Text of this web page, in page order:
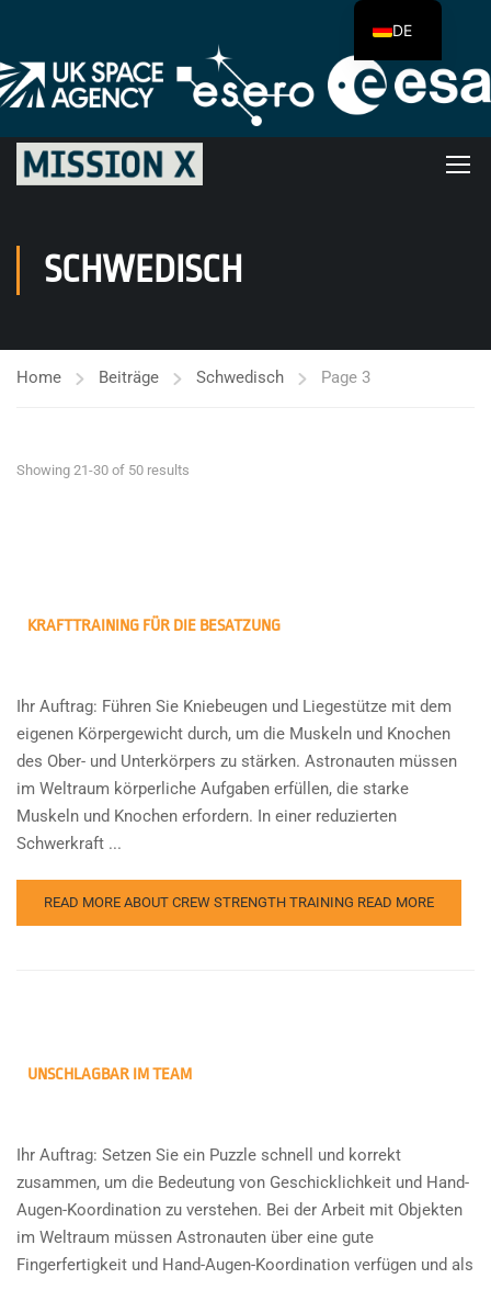
SCHWEDISCH
Home Beiträge Schwedisch Page 3
Showing 21-30 of 50 results
KRAFTTRAINING FÜR DIE BESATZUNG
Ihr Auftrag: Führen Sie Kniebeugen und Liegestütze mit dem
eigenen Körpergewicht durch, um die Muskeln und Knochen
des Ober- und Unterkörpers zu stärken. Astronauten müssen
im Weltraum körperliche Aufgaben erfüllen, die starke
Muskeln und Knochen erfordern. In einer reduzierten
Schwerkraft ...
READ MORE ABOUT CREW STRENGTH TRAINING READ MORE
UNSCHLAGBAR IM TEAM
Ihr Auftrag: Setzen Sie ein Puzzle schnell und korrekt
zusammen, um die Bedeutung von Geschicklichkeit und Hand-
Augen-Koordination zu verstehen. Bei der Arbeit mit Objekten
im Weltraum müssen Astronauten über eine gute
Fingerfertigkeit und Hand-Augen-Koordination verfügen und als
DE